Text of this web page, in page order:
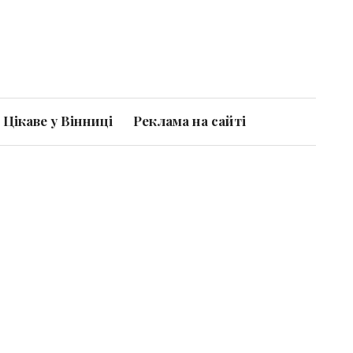
Цікаве у Вінниці Реклама на сайті